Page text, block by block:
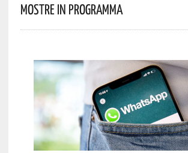
Mostre In Programma